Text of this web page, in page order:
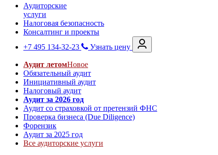
Аудиторские
услуги
Налоговая безопасность
Консалтинг и проекты
+7 495 134-32-23
Узнать цену
Аудит летомНовое
Обязательный аудит
Инициативный аудит
Налоговый аудит
Аудит за 2026 год
Аудит со страховкой от претензий ФНС
Проверка бизнеса (Due Diligence)
Форензик
Аудит за 2025 год
Все аудиторские услуги